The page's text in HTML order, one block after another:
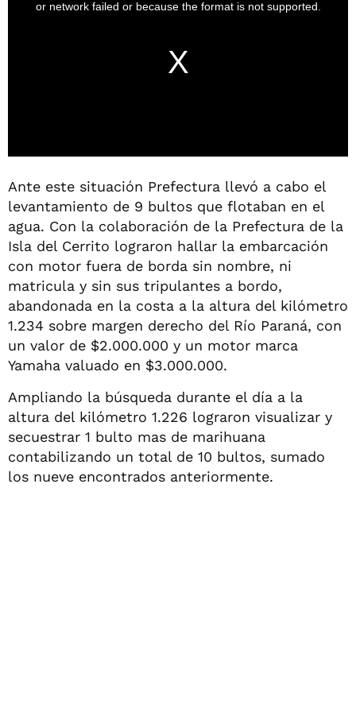
Ante este situación Prefectura llevó a cabo el
levantamiento de 9 bultos que flotaban en el
agua. Con la colaboración de la Prefectura de la
Isla del Cerrito lograron hallar la embarcación
con motor fuera de borda sin nombre, ni
matricula y sin sus tripulantes a bordo,
abandonada en la costa a la altura del kilómetro
1.234 sobre margen derecho del Río Paraná, con
un valor de $2.000.000 y un motor marca
Yamaha valuado en $3.000.000.
Ampliando la búsqueda durante el día a la
altura del kilómetro 1.226 lograron visualizar y
secuestrar 1 bulto mas de marihuana
contabilizando un total de 10 bultos, sumado
los nueve encontrados anteriormente.